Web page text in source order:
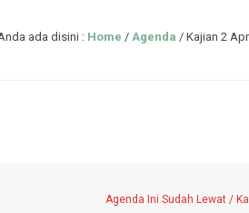
ada disini : Home / Agenda / Kajian 2
Agenda Ini Sudah Lewat /